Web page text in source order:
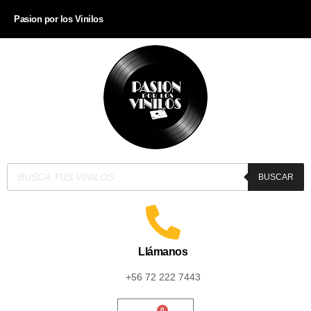
Pasion por los Vinilos
BUSCAR
Llámanos
+56 72 222 7443